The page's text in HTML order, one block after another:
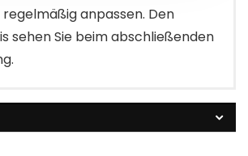
anpassen. Den
sehen Sie beim abschließenden